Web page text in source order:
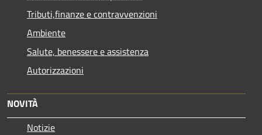
Tributi,finanze e contravvenzioni
Ambiente
Salute, benessere e assistenza
Autorizzazioni
NOVITÀ
Notizie